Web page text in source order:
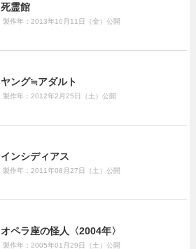
死霊館
製作年：2013年10月11日（金）公開
ヤング≒アダルト
製作年：2012年2月25日（土）公開
インシディアス
製作年：2011年08月27日（土）公開
オペラ座の怪人〈2004年〉
製作年：2005年01月29日（土）公開